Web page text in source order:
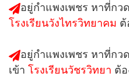
อยู่กำแพงเพชร หาที่กว
โรงเรียนวังไทรวิทยาคม ต้
อยู่กำแพงเพชร หาที่กว
เข้า โรงเรียนวัชรวิทยา ต้